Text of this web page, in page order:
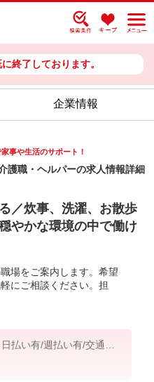
終了しております。
企業情報
事や生活のサポート！
護職・ヘルパーの求人情報詳細
／炊事、洗濯、お散歩
やかな環境の中で働け
場をご案内します。希望
にご相談ください。担
払い有/週払い有/交通費